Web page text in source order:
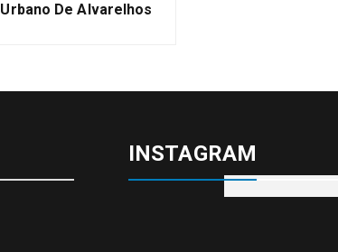
Urbano De Alvarelhos
INSTAGRAM
Visite no Instagram